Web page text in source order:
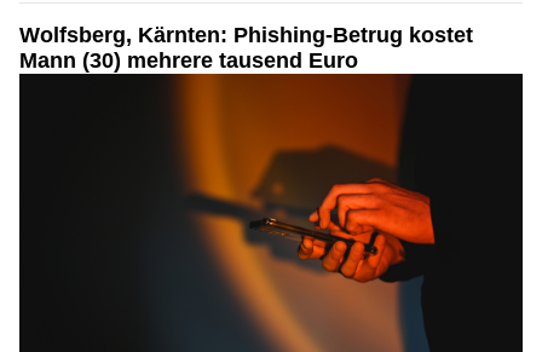
Wolfsberg, Kärnten: Phishing-Betrug kostet
Mann (30) mehrere tausend Euro